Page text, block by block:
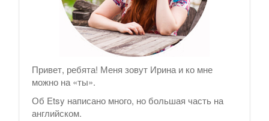
Привет, ребята! Меня зовут Ирина и ко мне
можно на «ты».
Об Etsy написано много, но большая часть на
английском.